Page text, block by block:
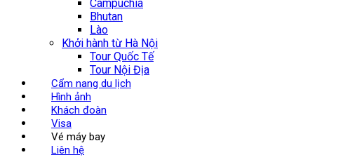
Campuchia
Bhutan
Lào
Khởi hành từ Hà Nội
Tour Quốc Tế
Tour Nội Địa
Cẩm nang du lịch
Hình ảnh
Khách đoàn
Visa
Vé máy bay
Liên hệ